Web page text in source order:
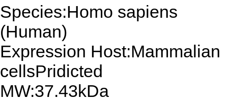
Species:Homo sapiens
(Human)
Expression Host:Mammalian
cellsPridicted
MW:37.43kDa